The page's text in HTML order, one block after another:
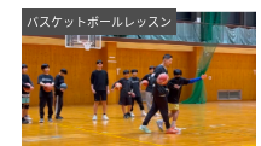
バスケットボールレッスン